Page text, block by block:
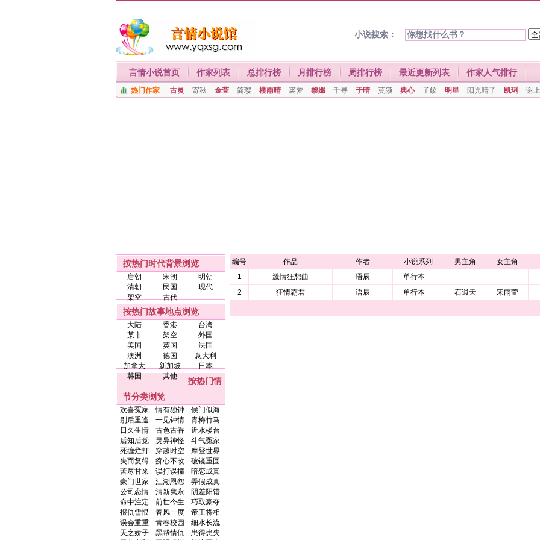
小说搜索：
言情小说首页 作家列表 总排行榜 月排行榜 周排行榜 最近更新列表 作家人气排行
热门作家 古灵 寄秋 金萱 简璎 楼雨晴 裘梦 黎孅 千寻 于晴 莫颜 典心 子纹 明星 阳光晴子 凯琍 谢
按热门时代背景浏览
唐朝 宋朝
明朝
清朝
民国
现代
架空
古代
按热门故事地点浏览
大陆 香港
台湾
某市
架空
外国
美国
英国
法国
澳洲
德国
意大利
加拿大
新加坡
日本
韩国
其他
按热门情
节分类浏览
欢喜冤家 情有独钟
候门似海
别后重逢
一见钟情
青梅竹马
日久生情
古色古香
近水楼台
后知后觉
灵异神怪
斗气冤家
死缠烂打
穿越时空
摩登世界
失而复得
痴心不改
破镜重圆
苦尽甘来
误打误撞
暗恋成真
豪门世家
江湖恩怨
弄假成真
公司恋情
清新隽永
阴差阳错
命中注定
前世今生
巧取豪夺
报仇雪恨
春风一度
帝王将相
误会重重
青春校园
细水长流
天之娇子
黑帮情仇
患得患失
编号 作品 作者 小说系列 男主角
女主角
1
激情狂想曲 语辰
单行本
2
狂情霸君 语辰 单行本 石逍天 宋雨萱